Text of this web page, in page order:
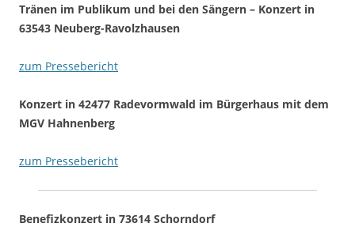
Tränen im Publikum und bei den Sängern – Konzert in
63543 Neuberg-Ravolzhausen
zum Pressebericht
Konzert in 42477 Radevormwald im Bürgerhaus mit dem
MGV Hahnenberg
zum Pressebericht
Benefizkonzert in 73614 Schorndorf